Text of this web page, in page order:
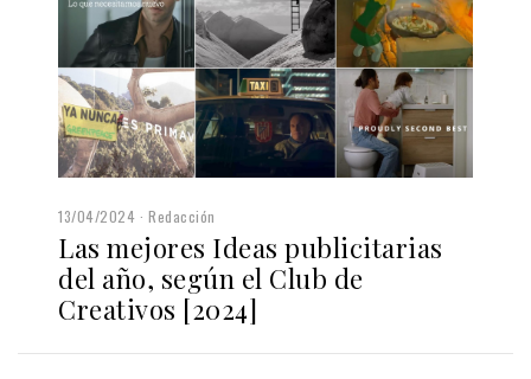
13/04/2024 Redacción
Las mejores Ideas publicitarias
del año, según el Club de
Creativos [2024]